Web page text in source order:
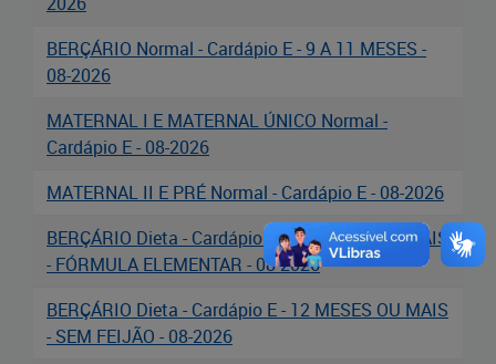
Cadastramento Escolar
Cadastro Online
Portal ICS Instituto Curitiba de
Saúde
Portal Aprendere
Portal do Servidor
BERÇÁRIO Normal - Cardápio E - 9 A 11 MESES -
08-2026
MATERNAL I E MATERNAL ÚNICO Normal -
Cardápio E - 08-2026
MATERNAL II E PRÉ Normal - Cardápio E - 08-2026
BERÇÁRIO Dieta - Cardápio E - 12 MESES OU MAIS
- FÓRMULA ELEMENTAR - 08-2026
BERÇÁRIO Dieta - Cardápio E - 12 MESES OU MAIS
- SEM FEIJÃO - 08-2026